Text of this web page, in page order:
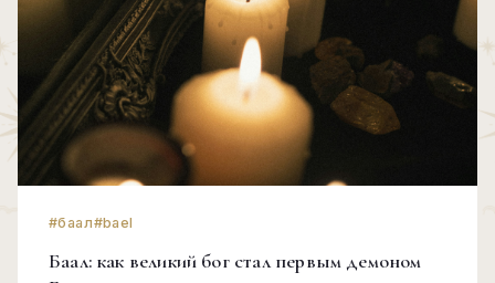
#баал#bael
Баал: как великий бог стал первым демоном